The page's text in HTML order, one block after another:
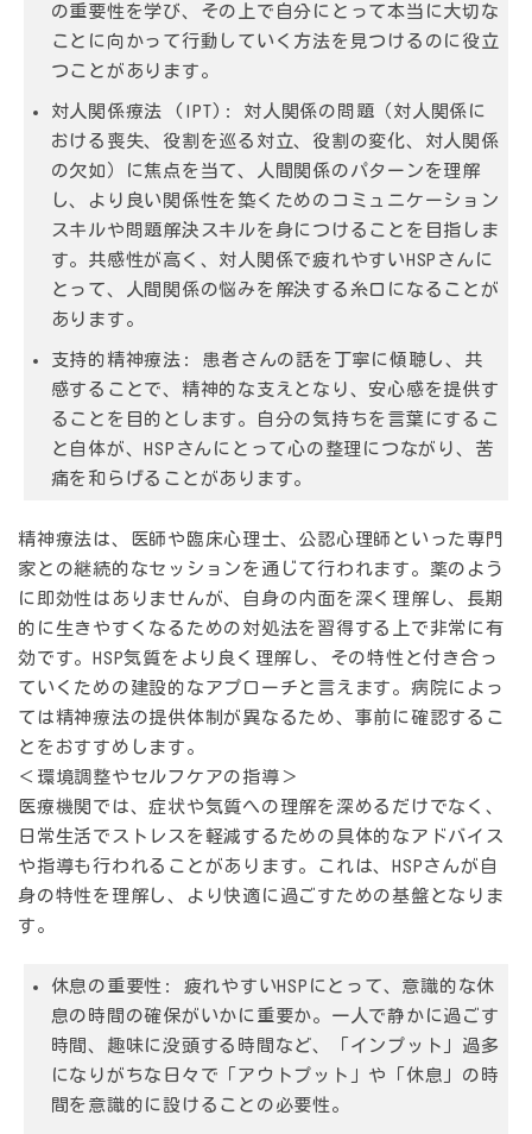
の重要性を学び、その上で自分にとって本当に大切な
ことに向かって行動していく方法を見つけるのに役立
つことがあります。
対人関係療法 (IPT):
対人関係の問題（対人関係に
おける喪失、役割を巡る対立、役割の変化、対人関係
の欠如）に焦点を当て、人間関係のパターンを理解
し、より良い関係性を築くためのコミュニケーション
スキルや問題解決スキルを身につけることを目指しま
す。共感性が高く、対人関係で疲れやすいHSPさんに
とって、人間関係の悩みを解決する糸口になることが
あります。
支持的精神療法:
患者さんの話を丁寧に傾聴し、共
感することで、精神的な支えとなり、安心感を提供す
ることを目的とします。自分の気持ちを言葉にするこ
と自体が、HSPさんにとって心の整理につながり、苦
痛を和らげることがあります。
精神療法は、医師や臨床心理士、公認心理師といった専門
家との継続的なセッションを通じて行われます。薬のよう
に即効性はありませんが、自身の内面を深く理解し、長期
的に生きやすくなるための対処法を習得する上で非常に有
効です。HSP気質をより良く理解し、その特性と付き合っ
ていくための建設的なアプローチと言えます。病院によっ
ては精神療法の提供体制が異なるため、事前に確認するこ
とをおすすめします。
＜環境調整やセルフケアの指導＞
医療機関では、症状や気質への理解を深めるだけでなく、
日常生活でストレスを軽減するための具体的なアドバイス
や指導も行われることがあります。これは、HSPさんが自
身の特性を理解し、より快適に過ごすための基盤となりま
す。
休息の重要性:
疲れやすいHSPにとって、意識的な休
息の時間の確保がいかに重要か。一人で静かに過ごす
時間、趣味に没頭する時間など、「インプット」過多
になりがちな日々で「アウトプット」や「休息」の時
間を意識的に設けることの必要性。